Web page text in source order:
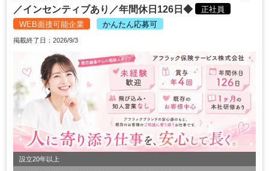
／インセンティブあり／年間休日126日◆
正社員
WEB面接可能企業
かんたん応募可
掲載終了日：2026/9/3
設立20年以上